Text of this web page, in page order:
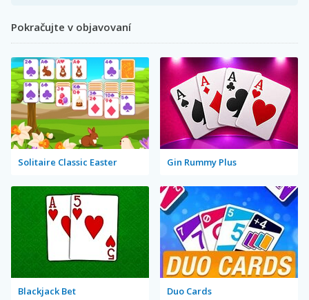
Pokračujte v objavovaní
Solitaire Classic Easter Gin Rummy Plus
Blackjack Bet Duo Cards